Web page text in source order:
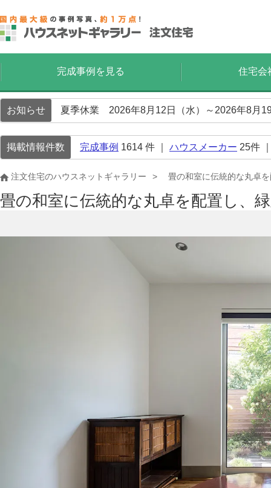
完成事例を見る 住宅会
お知らせ 夏季休業 2026年8月12日（水）～2026年8月
掲載情報件数 完成事例 1614 件 ｜ ハウスメーカー 25件
注文住宅のハウスネットギャラリー 畳の和室に伝統的な丸卓
畳の和室に伝統的な丸卓を配置し、